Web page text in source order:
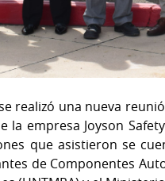
realizó una nueva
la empresa Joyson
que asistieron se
de Componentes